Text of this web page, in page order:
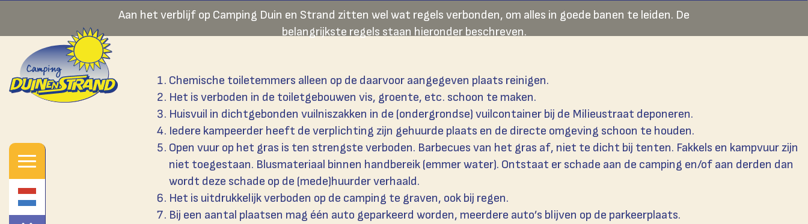
Aan het verblijf op Camping Duin en Strand zitten wel wat regels verbonden, om alles in goede banen te leiden. De
belangrijkste regels staan hieronder beschreven.
Chemische toiletemmers alleen op de daarvoor aangegeven plaats reinigen.
Het is verboden in de toiletgebouwen vis, groente, etc. schoon te maken.
Huisvuil in dichtgebonden vuilniszakken in de (ondergrondse) vuilcontainer bij de Milieustraat deponeren.
Iedere kampeerder heeft de verplichting zijn gehuurde plaats en de directe omgeving schoon te houden.
Open vuur op het gras is ten strengste verboden. Barbecues van het gras af, niet te dicht bij tenten. Fakkels en kampvuur zijn
niet toegestaan. Blusmateriaal binnen handbereik (emmer water). Ontstaat er schade aan de camping en/of aan derden dan
wordt deze schade op de (mede)huurder verhaald.
Het is uitdrukkelijk verboden op de camping te graven, ook bij regen.
Bij een aantal plaatsen mag één auto geparkeerd worden, meerdere auto’s blijven op de parkeerplaats.